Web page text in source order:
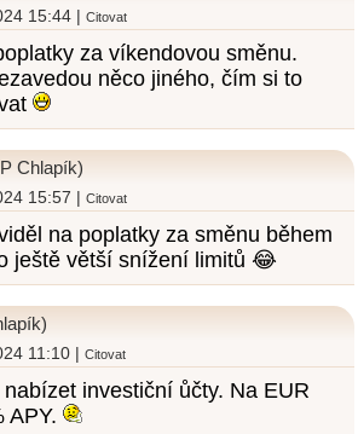
15:44 |Citovat
za víkendovou směnu.
něco jiného, čím si to
Chlapík)
15:57 |Citovat
na poplatky za směnu během
ještě větší snížení limitů 😂
11:10 |Citovat
investiční ůčty. Na EUR
APY.